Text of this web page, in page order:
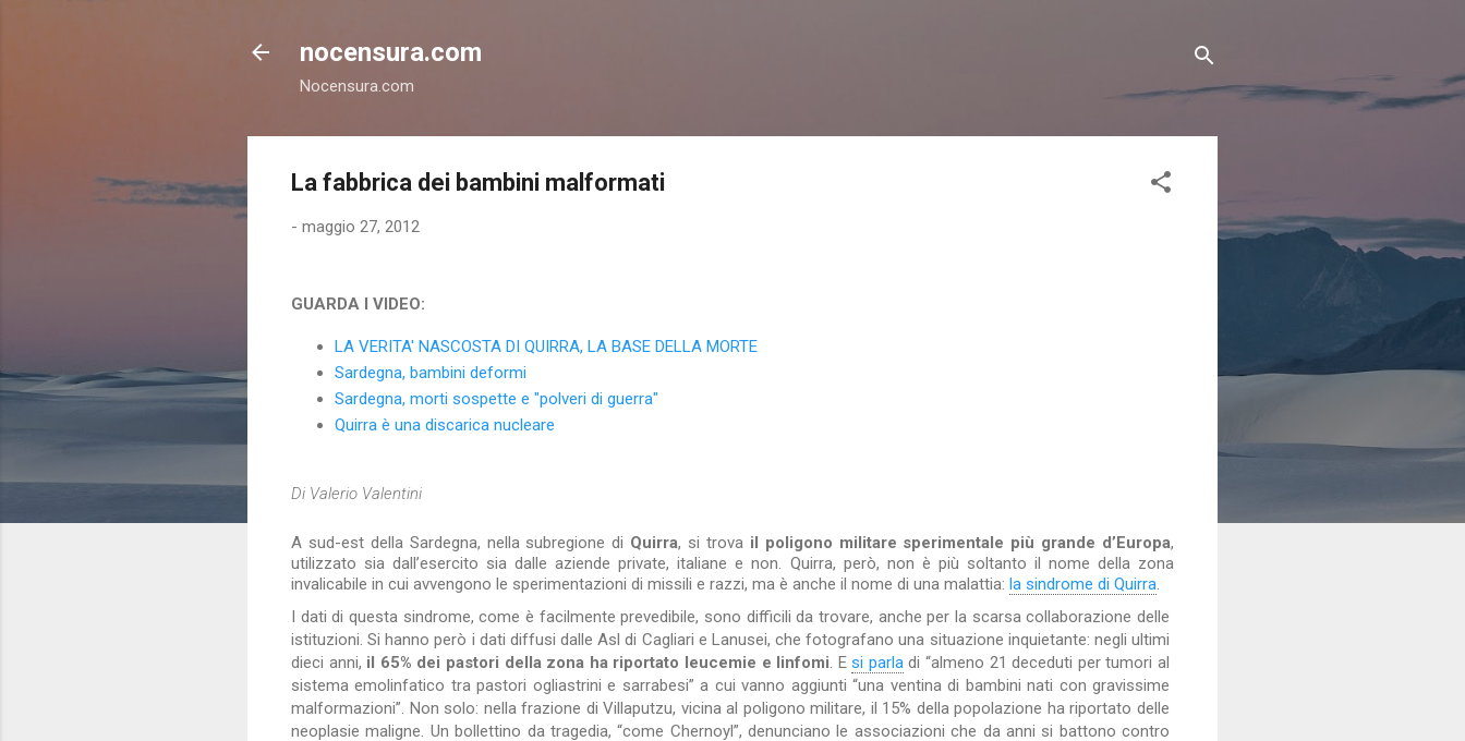
nocensura.com
Nocensura.com
La fabbrica dei bambini malformati
- maggio 27, 2012
GUARDA I VIDEO:
LA VERITA' NASCOSTA DI QUIRRA, LA BASE DELLA MORTE
Sardegna, bambini deformi
Sardegna, morti sospette e "polveri di guerra"
Quirra è una discarica nucleare
Di Valerio Valentini
A sud-est della Sardegna, nella subregione di Quirra, si trova il poligono militare sperimentale più grande d’Europa,
utilizzato sia dall’esercito sia dalle aziende private, italiane e non. Quirra, però, non è più soltanto il nome della zona
invalicabile in cui avvengono le sperimentazioni di missili e razzi, ma è anche il nome di una malattia: la sindrome di Quirra
I dati di questa sindrome, come è facilmente prevedibile, sono difficili da trovare, anche per la scarsa collaborazione delle
istituzioni. Si hanno però i dati diffusi dalle Asl di Cagliari e Lanusei, che fotografano una situazione inquietante: negli ultimi
dieci anni, il 65% dei pastori della zona ha riportato leucemie e linfomi . Esi parla di “almeno 21 deceduti per tumori al
sistema emolinfatico tra pastori ogliastrini e sarrabesi” a cui vanno aggiunti “una ventina di bambini nati con gravissime
malformazioni”. Non solo: nella frazione di Villaputzu, vicina al poligono militare, il 15% della popolazione ha riportato delle
neoplasie maligne. Un bollettino da tragedia, “come Chernoyl”, denunciano le associazioni che da anni si battono contro